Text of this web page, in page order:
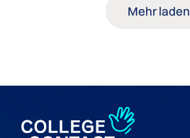
Mehr laden